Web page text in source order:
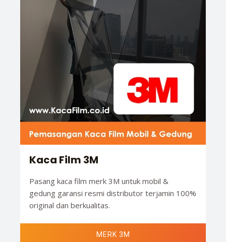
Kaca Film 3M
Pasang kaca film merk 3M untuk mobil &
gedung garansi resmi distributor terjamin 100%
original dan berkualitas.
MERK 3M